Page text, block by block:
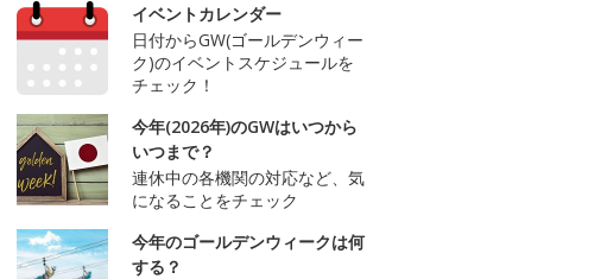
イベントカレンダー
日付からGW(ゴールデンウィー
ク)のイベントスケジュールを
チェック！
今年(2026年)のGWはいつから
いつまで？
連休中の各機関の対応など、気
になることをチェック
今年のゴールデンウィークは何
する？